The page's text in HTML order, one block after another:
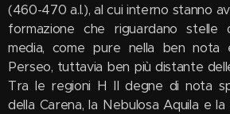
(460-470 a.l.), al cui interno stanno
formazione che riguardano stelle
media, come pure nella ben nota
Perseo, tuttavia ben più distante
Tra le regioni H II degne di nota
della Carena, la Nebulosa Aquila e